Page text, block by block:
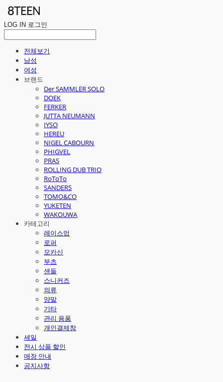
LOG IN 로그인
전체보기
남성
여성
브랜드
Der SAMMLER SOLO
DOEK
FERKER
JUTTA NEUMANN
IYSO
HEREU
NIGEL CABOURN
PHIGVEL
PRAS
ROLLING DUB TRIO
RoToTo
SANDERS
TOMO&CO
YUKETEN
WAKOUWA
카테고리
레이스업
로퍼
모카신
부츠
샌들
스니커즈
의류
양말
기타
관리 용품
개인결제창
세일
전시 상품 할인
매장 안내
공지사항